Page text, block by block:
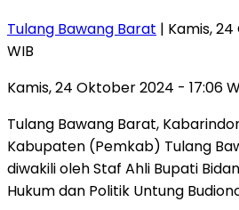
Tulang Bawang Barat | Kamis,
WIB
Kamis, 24 Oktober 2024 - 17:06
Tulang Bawang Barat,
Kabupaten (Pemkab) Tulang
diwakili oleh Staf Ahli Bupati
Hukum dan Politik Untung